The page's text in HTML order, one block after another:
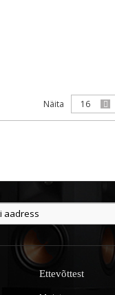
Näita 16
Ettevõttest